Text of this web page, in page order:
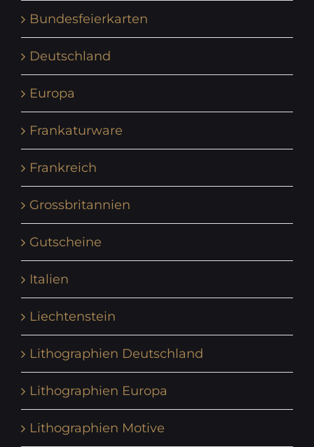
Bundesfeierkarten
Deutschland
Europa
Frankaturware
Frankreich
Grossbritannien
Gutscheine
Italien
Liechtenstein
Lithographien Deutschland
Lithographien Europa
Lithographien Motive